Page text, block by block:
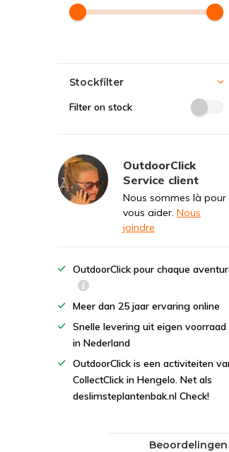
Stockfilter
Filter on stock
OutdoorClick
Service client
Nous sommes là pour
vous aider. Nous
joindre
OutdoorClick pour chaque
Meer dan 25 jaar ervaring online
Snelle levering uit eigen voorraad
in Nederland
OutdoorClick is een activiteiten
CollectClick in Hengelo. Net als
deslimsteplantenbak.nl Check!
Beoordelingen